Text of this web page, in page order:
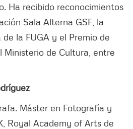
Ha recibido reconocimientos
Sala Alterna GSF, la
la FUGA y el Premio de
de Cultura, entre
Máster en Fotografía y
Royal Academy of Arts de